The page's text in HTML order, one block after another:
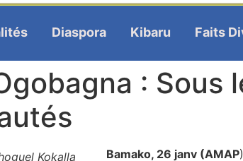
Diaspora Kibaru Faits
: Sous
Kokalla
Bamako, 26 janv (AMAP